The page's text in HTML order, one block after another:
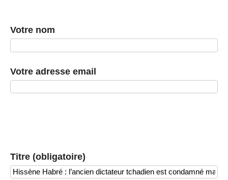
Votre nom
Votre adresse email
Titre (obligatoire)